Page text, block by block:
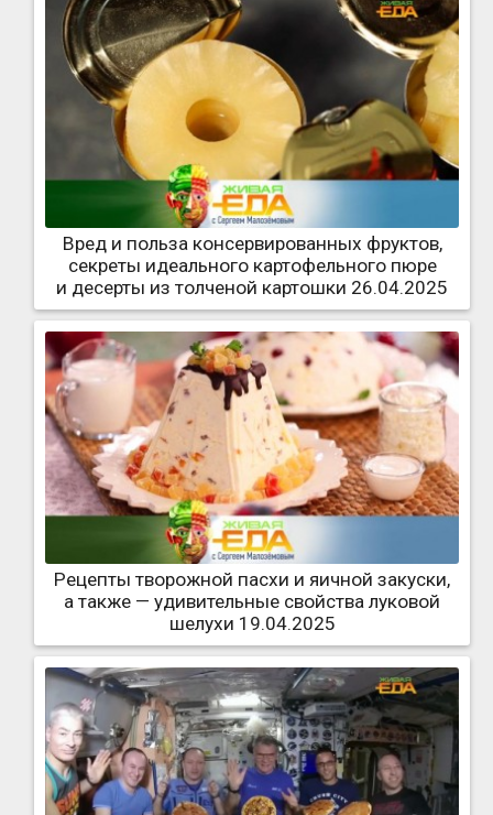
Вред и польза консервированных фруктов,
секреты идеального картофельного пюре
и десерты из толченой картошки 26.04.2025
Рецепты творожной пасхи и яичной закуски,
а также — удивительные свойства луковой
шелухи 19.04.2025